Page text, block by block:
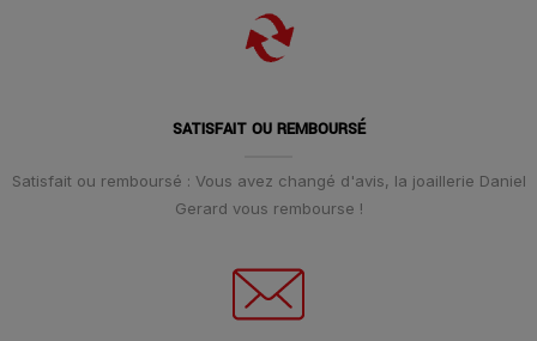
SATISFAIT OU REMBOURSÉ
Satisfait ou remboursé : Vous avez changé d'avis, la joaillerie Daniel
Gerard vous rembourse !